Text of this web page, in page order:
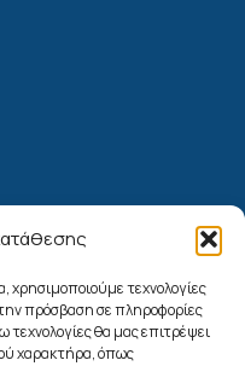
χρησιμοποιούμε τεχνολογίες
πρόσβαση σε πληροφορίες
θα μας επιτρέψει
χαρακτήρα, όπως